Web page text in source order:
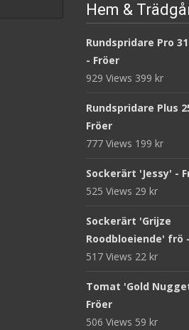
Hem &
Rundspridare Pro
- Fröer
929 Views 399 kr
Rundspridare Plus
Fröer
777 Views 199 kr
Sockerärt 'Jessy' -
525 Views 29 kr
Sockerärt 'Grijze
Roodbloeiende' frö
517 Views 22 kr
Tomat 'Gold
Fröer
506 Views 59 kr